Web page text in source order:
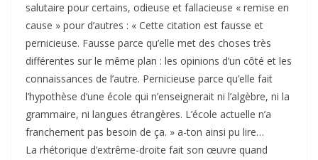
salutaire pour certains, odieuse et fallacieuse « remise en
cause » pour d’autres : « Cette citation est fausse et
pernicieuse. Fausse parce qu’elle met des choses très
différentes sur le même plan : les opinions d’un côté et les
connaissances de l’autre. Pernicieuse parce qu’elle fait
l’hypothèse d’une école qui n’enseignerait ni l’algèbre, ni la
grammaire, ni langues étrangères. L’école actuelle n’a
franchement pas besoin de ça. » a-ton ainsi pu lire…
La rhétorique d’extrême-droite fait son œuvre quand